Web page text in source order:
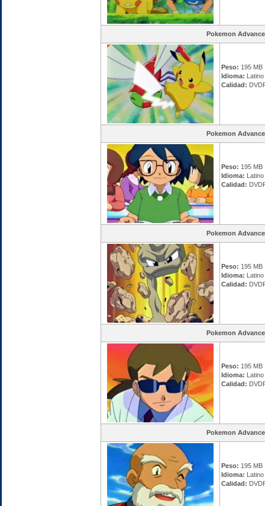
Pokemon
Peso: 195 MB
Idioma: Latino
Calidad:
Pokemon
Peso: 195 MB
Idioma: Latino
Calidad:
Pokemon
Peso: 195 MB
Idioma: Latino
Calidad:
Pokemon
Peso: 195 MB
Idioma: Latino
Calidad:
Pokemon
Peso: 195 MB
Idioma: Latino
Calidad: